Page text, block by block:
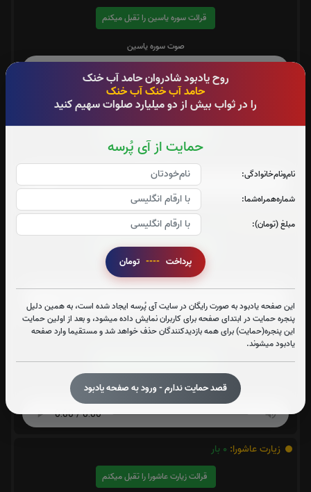
روح یادبود شادروان حامد آب خنک
حامد آب خنک آب خنک
را در ثواب بیش از دو میلیارد صلوات سهیم کنید
حمایت از آی پُرسه
نام‌و‌نام‌خانوادگی:
شماره‌همراه‌شما:
مبلغ (تومان):
پرداخت ----
این صفحه یادبود به صورت رایگان در سایت آی پُرسه ایجاد شده است، به همین دلیل
پنجره حمایت در ابتدای صفحه برای کاربران نمایش داده میشود، و بعد از اولین حمایت
این پنجره(حمایت) برای همه بازدیدکنندگان حذف خواهد شد و مستقیما وارد صفحه
یادبود میشوند.
قصد حمایت ندارم - ورود به صفحه یادبود
قرائت سوره یاسین را تقبل میکنم
صوت سوره یاسین
سوره قدر:1بار
صوت سوره قدر
سوره واقعه:
قرائت سوره واقعه را تقبل میکنم
صوت سوره واقعه
آیت الکرسی:0بار
قرائت آیت الکرسی را تقبل میکنم
صوت آیت الکرسی
زیارت عاشورا: 0 بار
قرائت زیارت عاشورا را تقبل میکنم